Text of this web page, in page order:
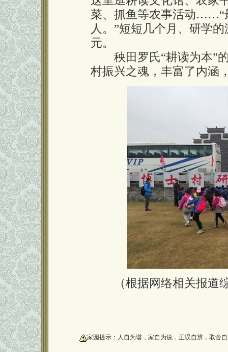
菜、抓鱼等农事活动……“
人。”短短几个月、研学
元。
秧田罗氏“耕读为本”的
村振兴之魂，丰富了内涵
（根据网络相关报道
家园提示：人自为谱，家自为说，正误自辨，取舍